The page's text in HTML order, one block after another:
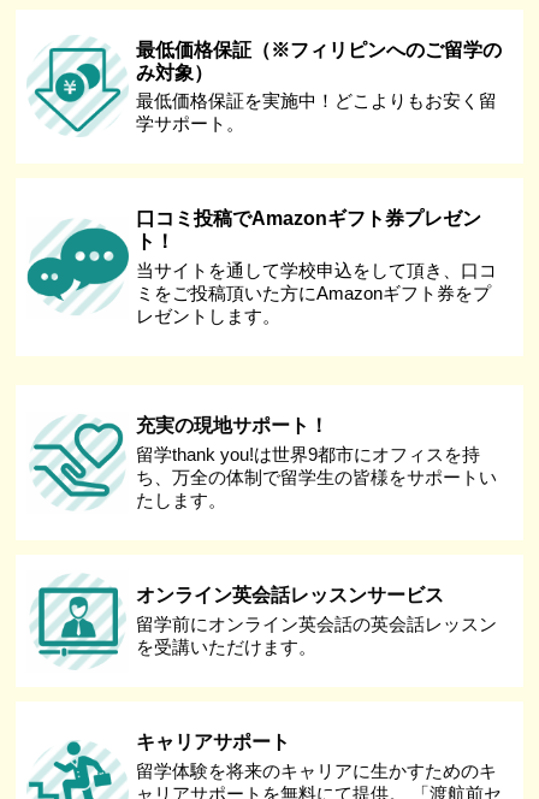
最低価格保証（※フィリピンへのご留学の
み対象）
最低価格保証を実施中！どこよりもお安く留
学サポート。
口コミ投稿でAmazonギフト券プレゼン
ト！
当サイトを通して学校申込をして頂き、口コ
ミをご投稿頂いた方にAmazonギフト券をプ
レゼントします。
充実の現地サポート！
留学thank you!は世界9都市にオフィスを持
ち、万全の体制で留学生の皆様をサポートい
たします。
オンライン英会話レッスンサービス
留学前にオンライン英会話の英会話レッスン
を受講いただけます。
キャリアサポート
留学体験を将来のキャリアに生かすためのキ
ャリアサポートを無料にて提供。 「渡航前セ